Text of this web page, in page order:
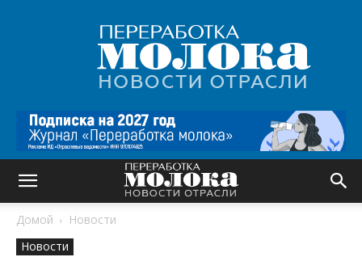
Переработка
молока
|
Новости
Домой
Новости
Новости